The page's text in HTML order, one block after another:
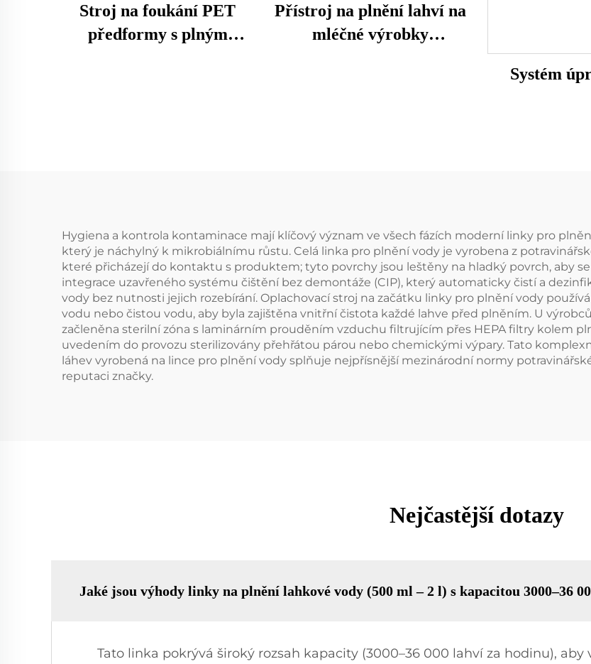
Stroj na foukání PET
předformy s plným
Přístroj na plnění lahví na
mléčné výrobky
Systém
Hygiena a kontrola kontaminace mají klíčový význam ve všech fázích moderní linky pro
který je náchylný k mikrobiálnímu růstu. Celá linka pro plnění vody je vyrobena z
které přicházejí do kontaktu s produktem; tyto povrchy jsou leštěny na hladký povrch, aby
integrace uzavřeného systému čištění bez demontáže (CIP), který automaticky čistí a
vody bez nutnosti jejich rozebírání. Oplachovací stroj na začátku linky pro plnění vody
vodu nebo čistou vodu, aby byla zajištěna vnitřní čistota každé lahve před plněním. U
začleněna sterilní zóna s laminárním prouděním vzduchu filtrujícím přes HEPA filtry kolem
uvedením do provozu sterilizovány přehřátou párou nebo chemickými výpary. Tato
láhev vyrobená na lince pro plnění vody splňuje nejpřísnější mezinárodní normy
reputaci značky.
Nejčastější dotazy
Jaké jsou výhody linky na plnění lahkové vody (500 ml – 2 l) s kapacitou 3000–36
Tato linka pokrývá široký rozsah kapacity (3000–36 000 lahví za hodinu),